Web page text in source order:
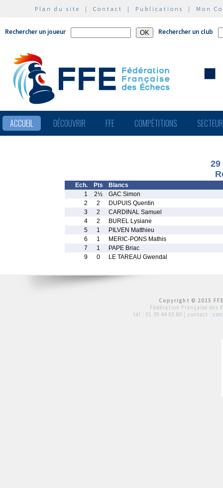
Plan du site | Contact | Publications | Mon
Rechercher un joueur Rechercher un club
ACCUEIL DÉCOUVRIR FFE COMPÉTITIONS
29
Ech. Pts
Blancs
1
2½
GAC Simon
2
2
DUPUIS Quentin
3
2
CARDINAL Samuel
4
2
BUREL Lysiane
5
1
PILVEN Matthieu
6
1
MERIC-PONS Mathis
7
1
PAPE Briac
9
0 LE TAREAU Gwendal
Copyright © 2015
Fédération Française des
tél : 01 39 44 65 80 | contact :